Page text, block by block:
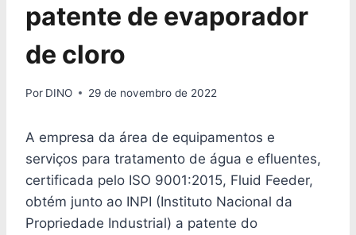
patente de evaporador
de cloro
Por DINO 29 de novembro de 2022
A empresa da área de equipamentos e
serviços para tratamento de água e efluentes,
certificada pelo ISO 9001:2015, Fluid Feeder,
obtém junto ao INPI (Instituto Nacional da
Propriedade Industrial) a patente do